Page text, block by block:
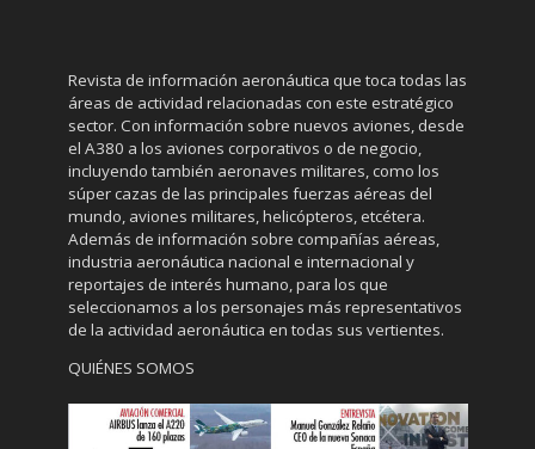
Revista de información aeronáutica que toca todas las
áreas de actividad relacionadas con este estratégico
sector. Con información sobre nuevos aviones, desde
el A380 a los aviones corporativos o de negocio,
incluyendo también aeronaves militares, como los
súper cazas de las principales fuerzas aéreas del
mundo, aviones militares, helicópteros, etcétera.
Además de información sobre compañías aéreas,
industria aeronáutica nacional e internacional y
reportajes de interés humano, para los que
seleccionamos a los personajes más representativos
de la actividad aeronáutica en todas sus vertientes.
QUIÉNES SOMOS